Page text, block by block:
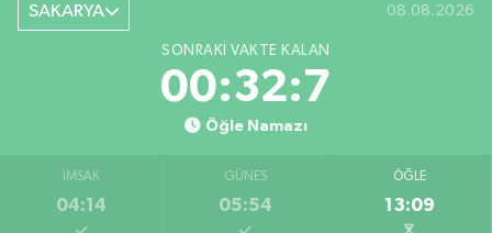
SAKARYA 08.08.2026
SONRAKI VAKTE KALAN
00:32:7
Öğle Namazı
İMSAK
04:14
GÜNEŞ
05:54
ÖĞLE
13:09